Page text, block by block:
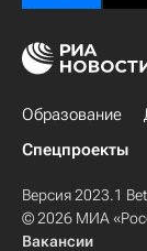
Образование
Спецпроекты
Версия 2023.1
© 2026 МИА
Вакансии